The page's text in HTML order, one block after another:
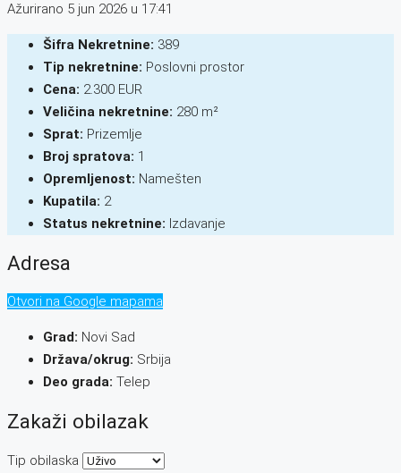
Ažurirano 5 jun 2026 u 17:41
Šifra Nekretnine: 389
Tip nekretnine: Poslovni prostor
Cena: 2.300 EUR
Veličina nekretnine: 280 m²
Sprat: Prizemlje
Broj spratova: 1
Opremljenost: Namešten
Kupatila: 2
Status nekretnine: Izdavanje
Adresa
Otvori na Google mapama
Grad: Novi Sad
Država/okrug: Srbija
Deo grada: Telep
Zakaži obilazak
Tip obilaska